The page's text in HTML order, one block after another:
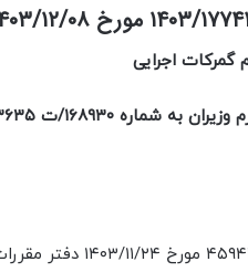
گمرکات اجرایی
به پیوست تصویر